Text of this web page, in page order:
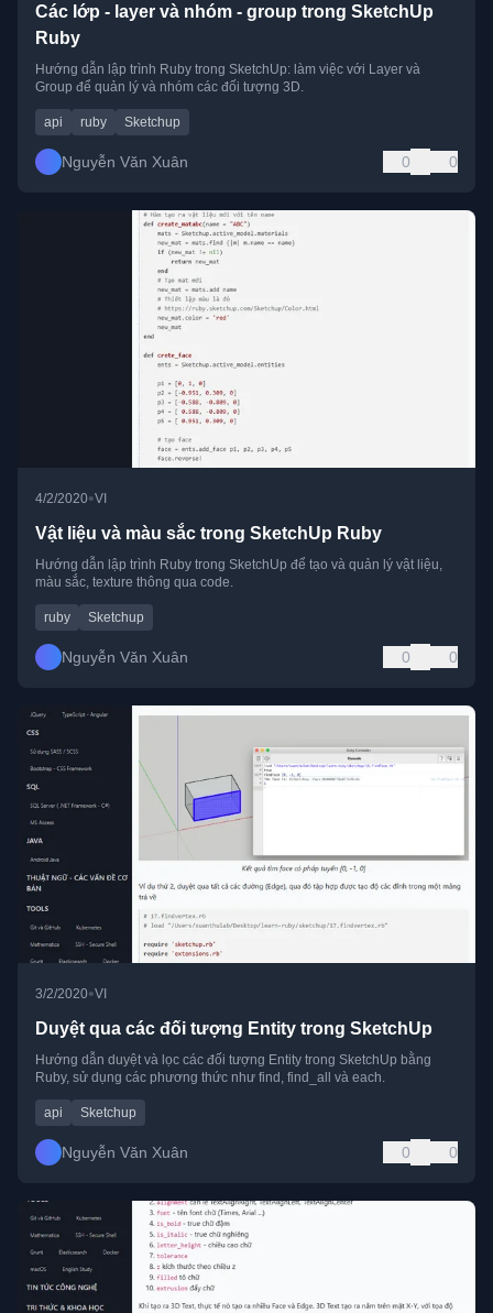
Các lớp - layer và nhóm - group trong SketchUp
Ruby
Hướng dẫn lập trình Ruby trong SketchUp: làm việc với Layer và
Group để quản lý và nhóm các đối tượng 3D.
api ruby Sketchup
Nguyễn Văn Xuân 0 0
4/2/2020•VI
Vật liệu và màu sắc trong SketchUp Ruby
Hướng dẫn lập trình Ruby trong SketchUp để tạo và quản lý vật liệu,
màu sắc, texture thông qua code.
ruby Sketchup
Nguyễn Văn Xuân 0 0
3/2/2020•VI
Duyệt qua các đối tượng Entity trong SketchUp
Hướng dẫn duyệt và lọc các đối tượng Entity trong SketchUp bằng
Ruby, sử dụng các phương thức như find, find_all và each.
api Sketchup
Nguyễn Văn Xuân 0 0